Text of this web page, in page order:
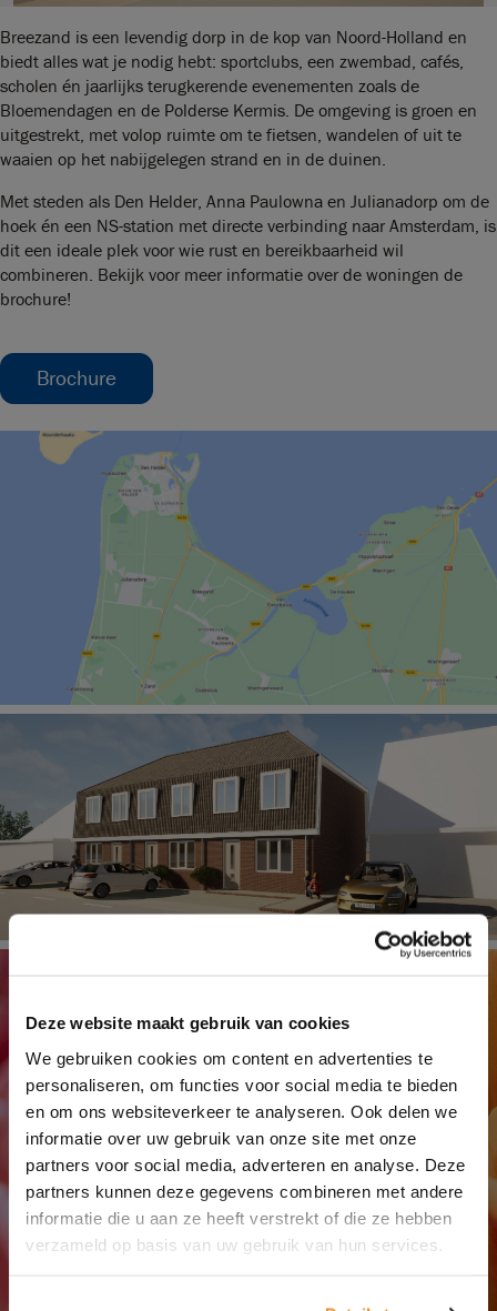
Deze website maakt gebruik van cookies
We gebruiken cookies om content en advertenties te
personaliseren, om functies voor social media te bieden
en om ons websiteverkeer te analyseren. Ook delen we
informatie over uw gebruik van onze site met onze
partners voor social media, adverteren en analyse. Deze
partners kunnen deze gegevens combineren met andere
informatie die u aan ze heeft verstrekt of die ze hebben
verzameld op basis van uw gebruik van hun services.
Breezand is een levendig dorp in de kop van Noord-Holland en
biedt alles wat je nodig hebt: sportclubs, een zwembad, cafés,
scholen én jaarlijks terugkerende evenementen zoals de
Bloemendagen en de Polderse Kermis. De omgeving is groen en
uitgestrekt, met volop ruimte om te fietsen, wandelen of uit te
waaien op het nabijgelegen strand en in de duinen.
Met steden als Den Helder, Anna Paulowna en Julianadorp om de
hoek én een NS-station met directe verbinding naar Amsterdam, is
dit een ideale plek voor wie rust en bereikbaarheid wil
combineren. Bekijk voor meer informatie over de woningen de
brochure!
Brochure